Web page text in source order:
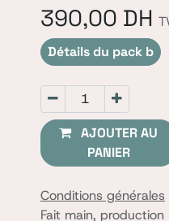
390,00 DH
Détails du pack b
AJOUTER AU
PANIER
Conditions générales
Fait main,